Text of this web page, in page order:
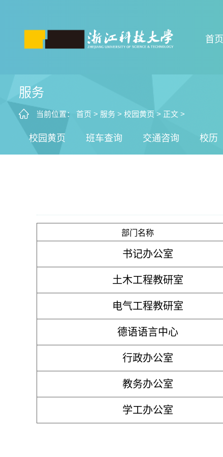
首页
服务
当前位置： 首页 > 服务 > 校园黄页 > 正文 >
校园黄页 班车查询 交通咨询 校历
部门名称
书记办公室
土木工程教研室
电气工程教研室
德语语言中心
行政办公室
教务办公室
学工办公室